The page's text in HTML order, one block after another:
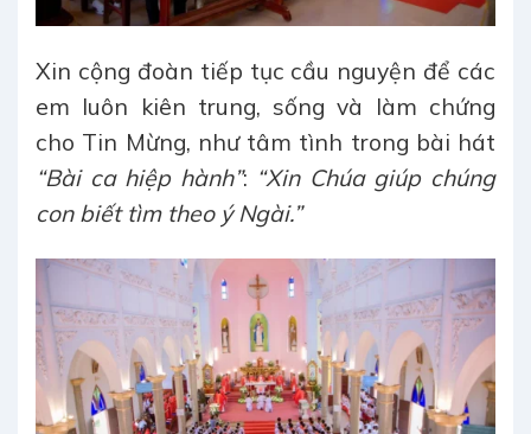
Xin cộng đoàn tiếp tục cầu nguyện để các
em luôn kiên trung, sống và làm chứng
cho Tin Mừng, như tâm tình trong bài hát
“Bài ca hiệp hành”: “Xin Chúa giúp chúng
con biết tìm theo ý Ngài.”